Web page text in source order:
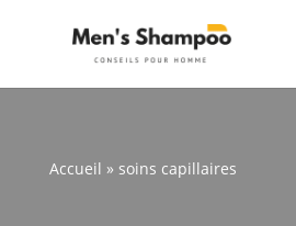
Accueil » soins capillaires